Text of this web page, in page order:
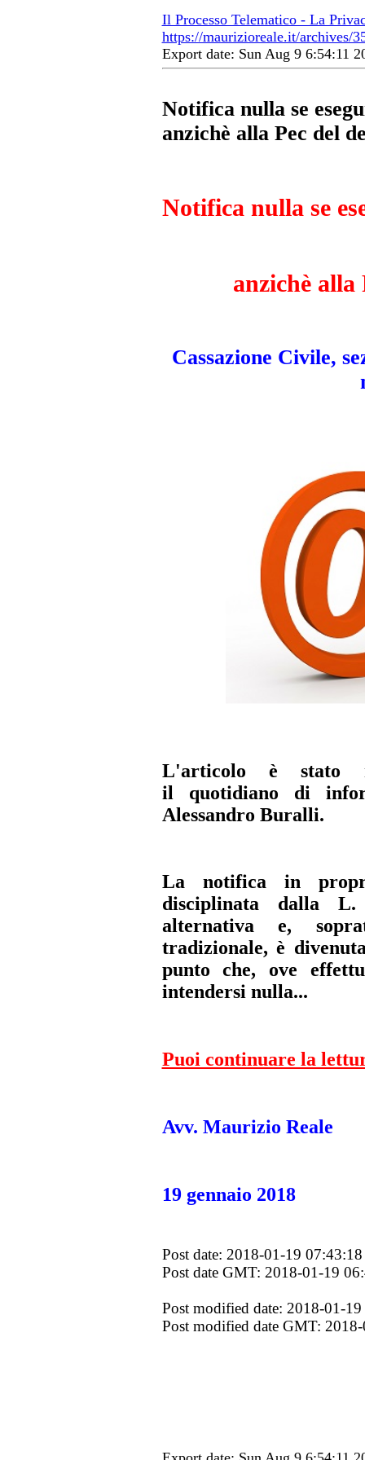
Il Processo Telematico - La
https://maurizioreale.it/archives/
Export date: Sun Aug 9 6:54:11
Notifica nulla se
anzichè alla Pec del
Notifica nulla se
anzichè alla
Cassazione Civile,
L'articolo è stato
il quotidiano di
Alessandro Buralli.
La notifica in
disciplinata dallaL.
alternativa e,
tradizionale, è
punto che, ove
intendersi nulla...
Puoi continuare la
Avv. Maurizio Reale
19 gennaio 2018
Post date: 2018-01-19 07:43:18
Post date GMT: 2018-01-19
Post modified date: 2018-01-
Post modified date GMT: